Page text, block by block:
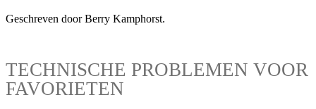
Geschreven door Berry Kamphorst.
TECHNISCHE PROBLEMEN VOOR
FAVORIETEN